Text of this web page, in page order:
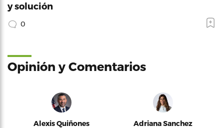
y solución
0
Opinión y Comentarios
Alexis Quiñones Adriana Sanchez